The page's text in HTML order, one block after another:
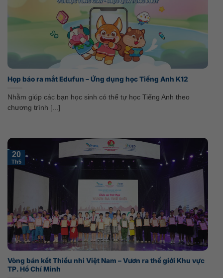
Họp báo ra mắt Edufun – Ứng dụng học Tiếng Anh K12
Nhằm giúp các bạn học sinh có thể tự học Tiếng Anh theo
chương trình [...]
Vòng bán kết Thiếu nhi Việt Nam – Vươn ra thế giới Khu vực
TP. Hồ Chí Minh
20
Th5